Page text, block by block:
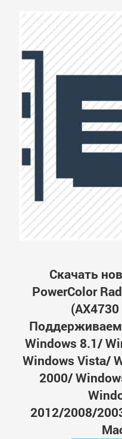
Скачать
PowerColor
Windows 8.1/
Windows Vista/
2000/
2012/2008/